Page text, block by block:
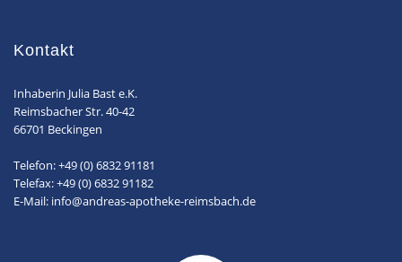
Kontakt
Inhaberin Julia Bast e.K.
Reimsbacher Str. 40-42
66701 Beckingen
Telefon: +49 (0) 6832 91181
Telefax: +49 (0) 6832 91182
E-Mail: info@andreas-apotheke-reimsbach.de